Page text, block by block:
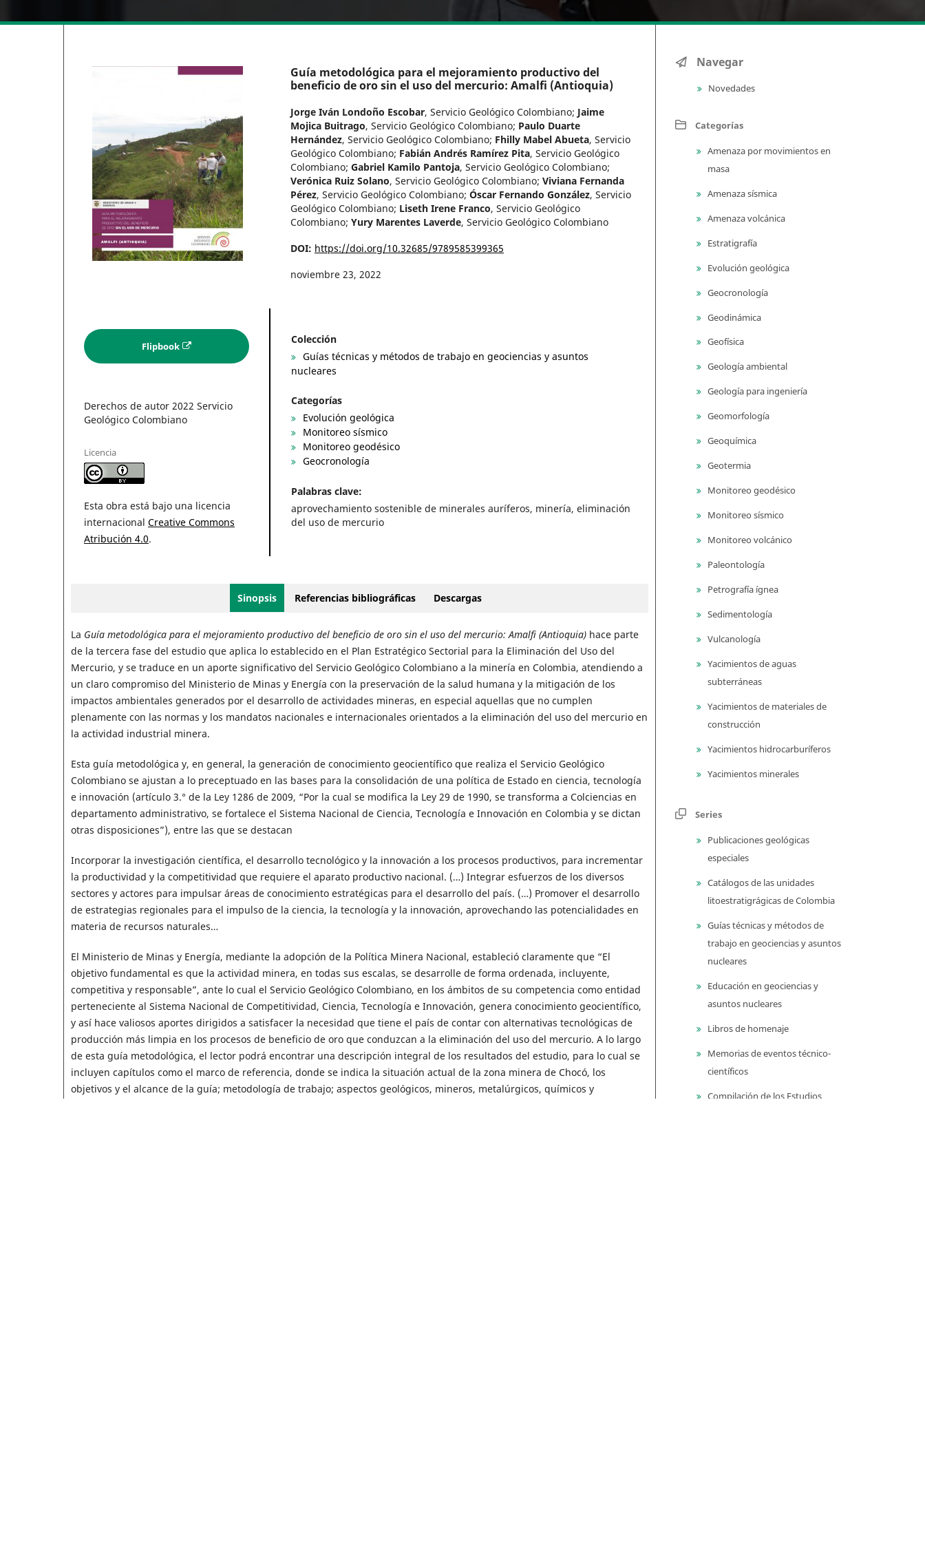
Guía metodológica para el mejoramiento productivo del
beneficio de oro sin el uso del mercurio: Amalfi (Antioquia)
Jorge Iván Londoño Escobar, Servicio Geológico Colombiano; Jaime
Mojica Buitrago, Servicio Geológico Colombiano; Paulo Duarte
Hernández, Servicio Geológico Colombiano; Fhilly Mabel Abueta, Servicio
Geológico Colombiano; Fabián Andrés Ramírez Pita, Servicio Geológico
Colombiano; Gabriel Kamilo Pantoja, Servicio Geológico Colombiano;
Verónica Ruiz Solano, Servicio Geológico Colombiano; Viviana Fernanda
Pérez, Servicio Geológico Colombiano; Óscar Fernando González, Servicio
Geológico Colombiano; Liseth Irene Franco, Servicio Geológico
Colombiano; Yury Marentes Laverde, Servicio Geológico Colombiano
DOI: https://doi.org/10.32685/9789585399365
noviembre 23, 2022
Flipbook
Derechos de autor 2022 Servicio
Geológico Colombiano
Licencia
Esta obra está bajo una licencia
internacional Creative Commons
Atribución 4.0.
Colección
Guías técnicas y métodos de trabajo en geociencias y asuntos
nucleares
Categorías
Evolución geológica
Monitoreo sísmico
Monitoreo geodésico
Geocronología
Palabras clave:
aprovechamiento sostenible de minerales auríferos, minería, eliminación
del uso de mercurio
Sinopsis Referencias bibliográficas Descargas
La Guía metodológica para el mejoramiento productivo del beneficio de oro sin el uso del mercurio: Amalfi (Antioquia)hace parte
de la tercera fase del estudio que aplica lo establecido en el Plan Estratégico Sectorial para la Eliminación del Uso del
Mercurio, y se traduce en un aporte significativo del Servicio Geológico Colombiano a la minería en Colombia, atendiendo a
un claro compromiso del Ministerio de Minas y Energía con la preservación de la salud humana y la mitigación de los
impactos ambientales generados por el desarrollo de actividades mineras, en especial aquellas que no cumplen
plenamente con las normas y los mandatos nacionales e internacionales orientados a la eliminación del uso del mercurio en
la actividad industrial minera.
Esta guía metodológica y, en general, la generación de conocimiento geocientífico que realiza el Servicio Geológico
Colombiano se ajustan a lo preceptuado en las bases para la consolidación de una política de Estado en ciencia, tecnología
e innovación (artículo 3.° de la Ley 1286 de 2009, “Por la cual se modifica la Ley 29 de 1990, se transforma a Colciencias en
departamento administrativo, se fortalece el Sistema Nacional de Ciencia, Tecnología e Innovación en Colombia y se dictan
otras disposiciones”), entre las que se destacan
Incorporar la investigación científica, el desarrollo tecnológico y la innovación a los procesos productivos, para incrementar
la productividad y la competitividad que requiere el aparato productivo nacional. (…) Integrar esfuerzos de los diversos
sectores y actores para impulsar áreas de conocimiento estratégicas para el desarrollo del país. (…) Promover el desarrollo
de estrategias regionales para el impulso de la ciencia, la tecnología y la innovación, aprovechando las potencialidades en
materia de recursos naturales…
El Ministerio de Minas y Energía, mediante la adopción de la Política Minera Nacional, estableció claramente que “El
objetivo fundamental es que la actividad minera, en todas sus escalas, se desarrolle de forma ordenada, incluyente,
competitiva y responsable”, ante lo cual el Servicio Geológico Colombiano, en los ámbitos de su competencia como entidad
perteneciente al Sistema Nacional de Competitividad, Ciencia, Tecnología e Innovación, genera conocimiento geocientífico,
y así hace valiosos aportes dirigidos a satisfacer la necesidad que tiene el país de contar con alternativas tecnológicas de
producción más limpia en los procesos de beneficio de oro que conduzcan a la eliminación del uso del mercurio. A lo largo
de esta guía metodológica, el lector podrá encontrar una descripción integral de los resultados del estudio, para lo cual se
incluyen capítulos como el marco de referencia, donde se indica la situación actual de la zona minera de Chocó, los
objetivos y el alcance de la guía; metodología de trabajo; aspectos geológicos, mineros, metalúrgicos, químicos y
Navegar
Novedades
Categorías
Amenaza por movimientos en
masa
Amenaza sísmica
Amenaza volcánica
Estratigrafía
Evolución geológica
Geocronología
Geodinámica
Geofísica
Geología ambiental
Geología para ingeniería
Geomorfología
Geoquímica
Geotermia
Monitoreo geodésico
Monitoreo sísmico
Monitoreo volcánico
Paleontología
Petrografía ígnea
Sedimentología
Vulcanología
Yacimientos de aguas
subterráneas
Yacimientos de materiales de
construcción
Yacimientos hidrocarburíferos
Yacimientos minerales
Series
Publicaciones geológicas
especiales
Catálogos de las unidades
litoestratigrágicas de Colombia
Guías técnicas y métodos de
trabajo en geociencias y asuntos
nucleares
Educación en geociencias y
asuntos nucleares
Libros de homenaje
Memorias de eventos técnico-
científicos
Compilación de los Estudios